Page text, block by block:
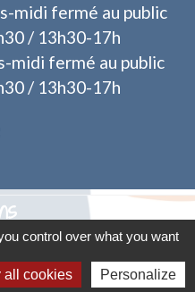
midi fermé au public
/ 13h30-17h
midi fermé au public
/ 13h30-17h
d'urbanisme
de confidentialité -
control over what you want
all cookies Personalize